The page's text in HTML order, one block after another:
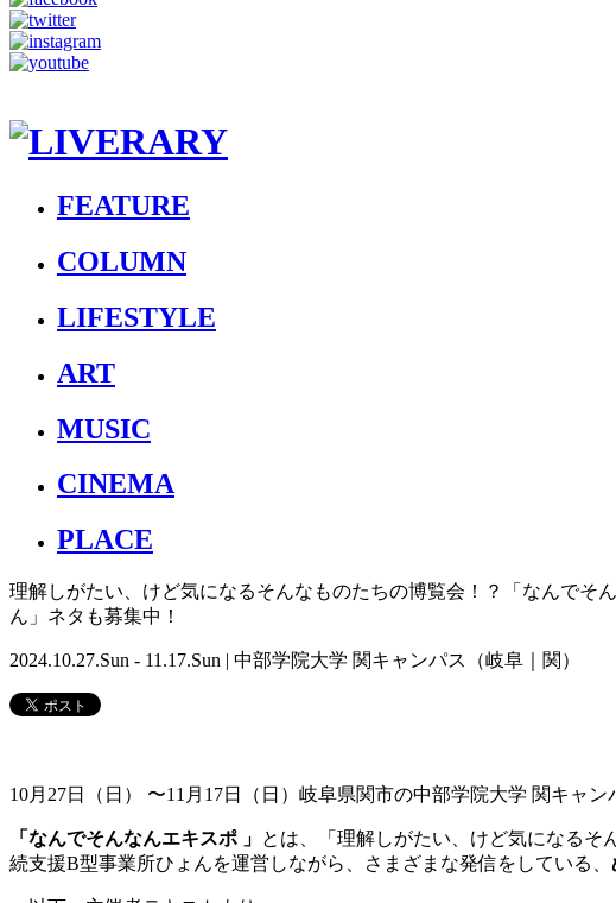
FEATURE
COLUMN
LIFESTYLE
ART
MUSIC
CINEMA
PLACE
理解しがたい、けど気になるそんなものたちの博覧会！？「なんでそ
ん」ネタも募集中！
2024.10.27.Sun - 11.17.Sun | 中部学院大学 関キャンパス（岐阜｜関）
10月27日（日） 〜11月17日（日）岐阜県関市の中部学院大学 関キャ
「なんでそんなんエキスポ 」 とは、「理解しがたい、けど気になるそ
続支援B型事業所ひょんを運営しながら、さまざまな発信をしている、